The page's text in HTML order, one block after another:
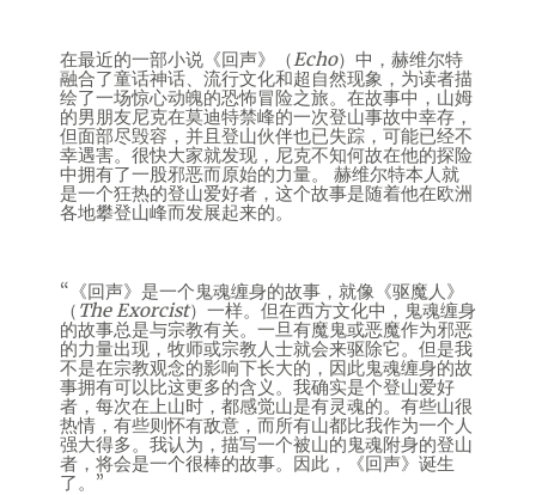
在最近的一部小说《回声》（Echo）中，赫维尔特
融合了童话神话、流行文化和超自然现象，为读者描
绘了一场惊心动魄的恐怖冒险之旅。在故事中，山姆
的男朋友尼克在莫迪特禁峰的一次登山事故中幸存，
但面部尽毁容，并且登山伙伴也已失踪，可能已经不
幸遇害。很快大家就发现，尼克不知何故在他的探险
中拥有了一股邪恶而原始的力量。 赫维尔特本人就
是一个狂热的登山爱好者，这个故事是随着他在欧洲
各地攀登山峰而发展起来的。
“《回声》是一个鬼魂缠身的故事，就像《驱魔人》
（ The Exorcist）一样。但在西方文化中，鬼魂缠身
的故事总是与宗教有关。一旦有魔鬼或恶魔作为邪恶
的力量出现，牧师或宗教人士就会来驱除它。但是我
不是在宗教观念的影响下长大的，因此鬼魂缠身的故
事拥有可以比这更多的含义。我确实是个登山爱好
者，每次在上山时，都感觉山是有灵魂的。有些山很
热情，有些则怀有敌意，而所有山都比我作为一个人
强大得多。我认为，描写一个被山的鬼魂附身的登山
者，将会是一个很棒的故事。因此，《回声》诞生
了。”